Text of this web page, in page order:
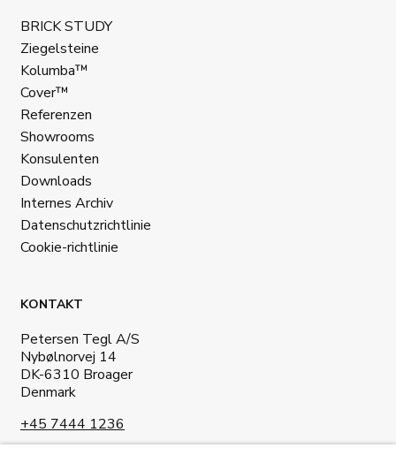
BRICK STUDY
Ziegelsteine
Kolumba™
Cover™
Referenzen
Showrooms
Konsulenten
Downloads
Internes Archiv
Datenschutzrichtlinie
Cookie-richtlinie
KONTAKT
Petersen Tegl A/S
Nybølnorvej 14
DK-6310 Broager
Denmark
+45 7444 1236